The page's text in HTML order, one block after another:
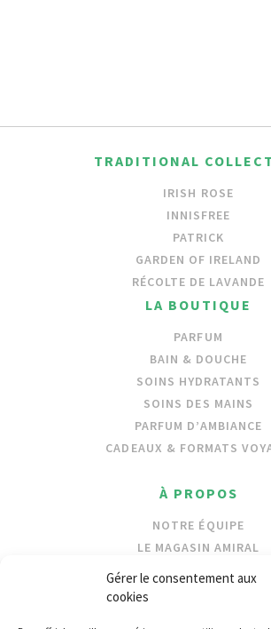
Gérer le consentement aux
cookies
TRADITIONAL
IRISH ROSE
INNISFREE
PATRICK
GARDEN OF IRELAND
RÉCOLTE DE LAVANDE
LA BOUTIQUE
PARFUM
BAIN & DOUCHE
SOINS HYDRATANTS
SOINS DES MAINS
PARFUM D’AMBIANCE
CADEAUX & FORMATS
À PROPOS
NOTRE ÉQUIPE
LE MAGASIN AMIRAL
NOS INGRÉDIENTS
PROTECTION DES